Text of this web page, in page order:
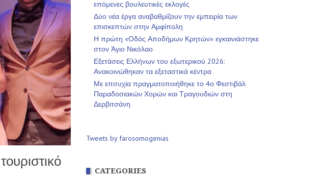
επόμενες βουλευτικές εκλογές
Δύο νέα έργα αναβαθμίζουν την εμπειρία των
επισκεπτών στην Αμφίπολη
Η πρώτη «Οδός Αποδήμων Κρητών» εγκαινιάστηκε
στον Άγιο Νικόλαο
Εξετάσεις Ελλήνων του εξωτερικού 2026:
Ανακοινώθηκαν τα εξεταστικά κέντρα
Με επιτυχία πραγματοποιήθηκε το 4ο Φεστιβάλ
Παραδοσιακών Χορών και Τραγουδιών στη
Δερβιτσάνη
Tweets by farosomogenias
CATEGORIES